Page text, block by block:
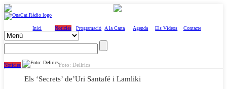
Inici Notícies Programació A la Carta Agenda Els Vídeos Contacte
Notícies Foto: Delirics
Els ‘Secrets’ de’Uri Santafé i Lamliki